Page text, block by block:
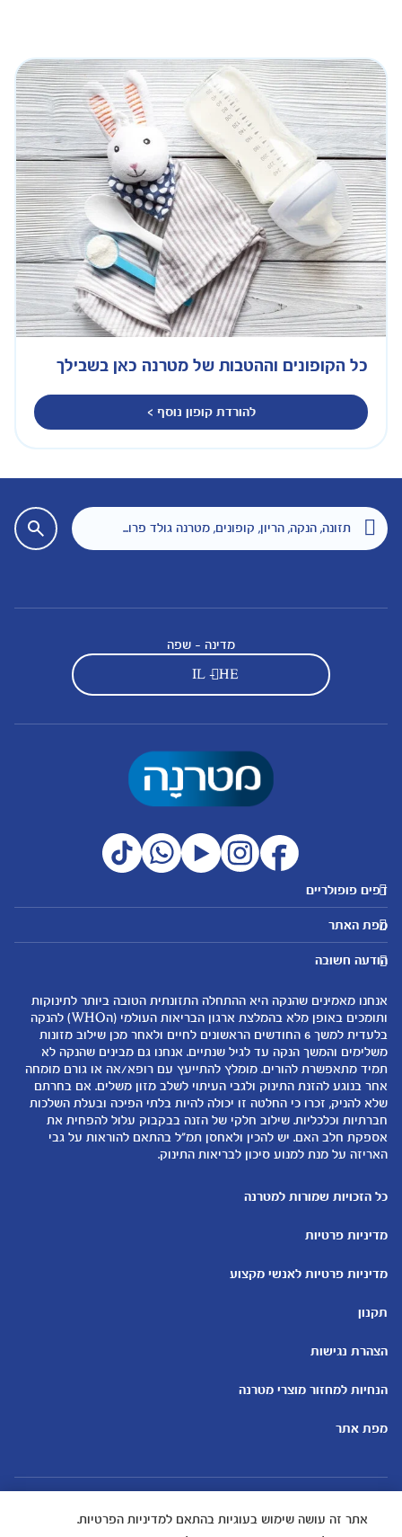
כל הקופונים וההטבות של מטרנה כאן בשבילך
להורדת קופון נוסף >
מדינה - שפה
IL - HE
דפים פופולריים
מטרנה לשירותכם
היועצות שלנו
שאלות נפוצות
אודות
لموقع متيرنا باللغة العربية
מועדון מטרנה
רכישת מוצרים
המוצרים שלנו
קופונים
מפת האתר
אבני דרך
לקראת הריון
0-6 חודשים
6-12 חודשים
12-24 חודשים
נושאים
שמות לתינוקות
התפתחות התינוק
תזונת תינוקות
טיפול בתינוק
הנקה
להיות הורים
מחשבון ביוץ
מחשבון שמות
מחשבון צבע עיניים
הודעה חשובה
אנחנו מאמינים שהנקה היא ההתחלה התזונתית הטובה ביותר לתינוקות
ותומכים באופן מלא בהמלצת ארגון הבריאות העולמי (הWHO) להנקה
בלעדית למשך 6 החודשים הראשונים לחיים ולאחר מכן שילוב מזונות
משלימים והמשך הנקה עד לגיל שנתיים. אנחנו גם מבינים שהנקה לא
תמיד מתאפשרת להורים. מומלץ להתייעץ עם רופא/אה או גורם מומחה
אחר בנוגע להזנת התינוק ולגבי העיתוי לשלב מזון משלים. אם בחרתם
שלא להניק, זכרו כי החלטה זו יכולה להיות בלתי הפיכה ובעלת השלכות
חברתיות וכלכליות. שילוב חלקי של הזנה בבקבוק עלול להפחית את
אספקת חלב האם. יש להכין ולאחסן תמ"ל בהתאם להוראות על גבי
האריזה על מנת למנוע סיכון לבריאות התינוק.
כל הזכויות שמורות למטרנה
מדיניות פרטיות
מדיניות פרטיות לאנשי מקצוע
תקנון
הצהרת נגישות
הנחיות למחזור מוצרי מטרנה
מפת אתר
אתר זה עושה שימוש בעוגיות בהתאם למדיניות הפרטיות.